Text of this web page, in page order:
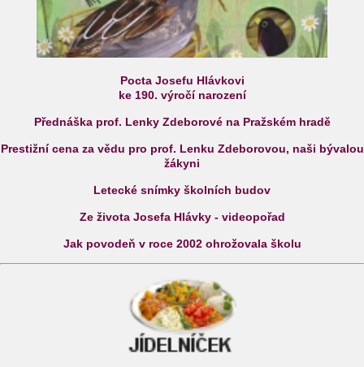
Pocta Josefu Hlávkovi
ke 190. výročí narození
Přednáška prof. Lenky Zdeborové na Pražském hradě
Prestižní cena za vědu pro prof. Lenku Zdeborovou, naši bývalou
žákyni
Letecké snímky školních budov
Ze života Josefa Hlávky - videopořad
Jak povodeň v roce 2002 ohrožovala školu